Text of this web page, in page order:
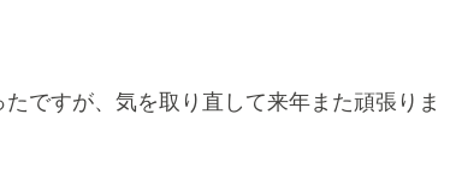
ですが、気を取り直して来年また頑張りま